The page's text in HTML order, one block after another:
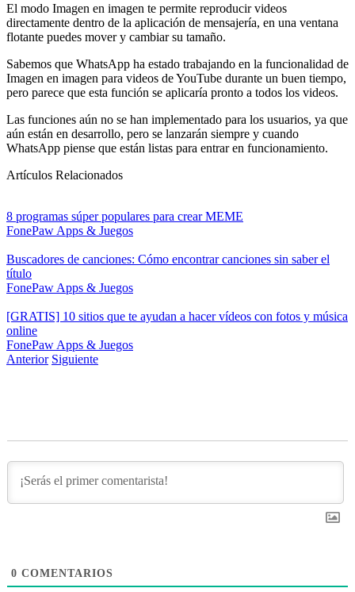
El modo Imagen en imagen te permite reproducir videos
directamente dentro de la aplicación de mensajería, en una ventana
flotante puedes mover y cambiar su tamaño.
Sabemos que WhatsApp ha estado trabajando en la funcionalidad de
Imagen en imagen para videos de YouTube durante un buen tiempo,
pero parece que esta función se aplicaría pronto a todos los videos.
Las funciones aún no se han implementado para los usuarios, ya que
aún están en desarrollo, pero se lanzarán siempre y cuando
WhatsApp piense que están listas para entrar en funcionamiento.
Artículos Relacionados
8 programas súper populares para crear MEME
FonePaw Apps & Juegos
Buscadores de canciones: Cómo encontrar canciones sin saber el
título
FonePaw Apps & Juegos
[GRATIS] 10 sitios que te ayudan a hacer vídeos con fotos y música
online
FonePaw Apps & Juegos
Anterior Siguiente
0 COMENTARIOS